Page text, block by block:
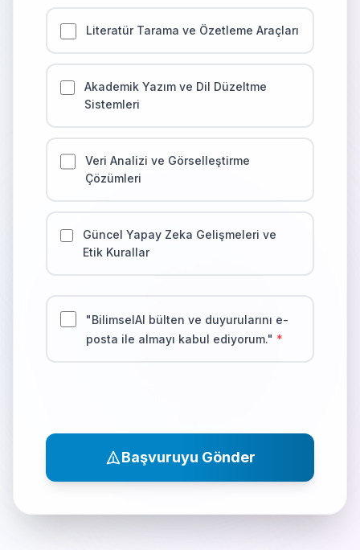
Literatür Tarama ve Özetleme Araçları
Akademik Yazım ve Dil Düzeltme
Sistemleri
Veri Analizi ve Görselleştirme
Çözümleri
Güncel Yapay Zeka Gelişmeleri ve
Etik Kurallar
"BilimselAI bülten ve duyurularını e-
posta ile almayı kabul ediyorum." *
Başvuruyu Gönder